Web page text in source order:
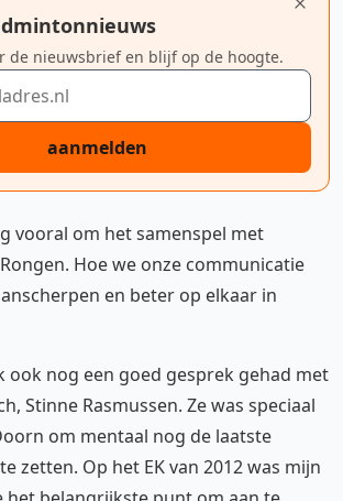
de nieuwsbrief en blijf op de hoogte.
aanmelden
vooral om het samenspel met
Hoe we onze communicatie
en beter op elkaar in
ook nog een goed gesprek gehad met
Stinne Rasmussen. Ze was speciaal
om mentaal nog de laatste
zetten. Op het EK van 2012 was mijn